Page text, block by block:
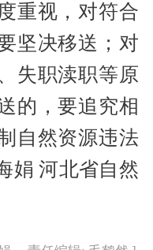
重视，对符合
坚决移送；对
失职渎职等原
的，要追究相
自然资源违法
娟 河北省自然